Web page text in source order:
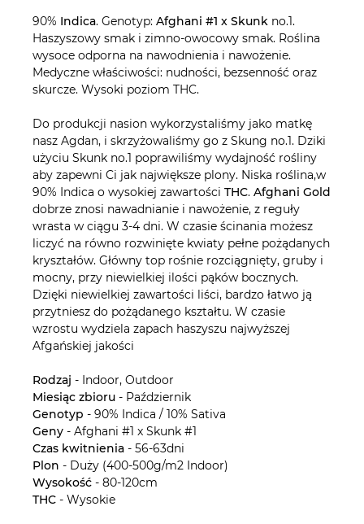
90% Indica. Genotyp: Afghani #1 x Skunk no.1.
Haszyszowy smak i zimno-owocowy smak. Roślina
wysoce odporna na nawodnienia i nawożenie.
Medyczne właściwości: nudności, bezsenność oraz
skurcze. Wysoki poziom THC.
Do produkcji nasion wykorzystaliśmy jako matkę
nasz Agdan, i skrzyżowaliśmy go z Skung no.1. Dziki
użyciu Skunk no.1 poprawiliśmy wydajność rośliny
aby zapewni Ci jak największe plony. Niska roślina,w
90% Indica o wysokiej zawartości THC. Afghani Gold
dobrze znosi nawadnianie i nawożenie, z reguły
wrasta w ciągu 3-4 dni. W czasie ścinania możesz
liczyć na równo rozwinięte kwiaty pełne pożądanych
kryształów. Główny top rośnie rozciągnięty, gruby i
mocny, przy niewielkiej ilości pąków bocznych.
Dzięki niewielkiej zawartości liści, bardzo łatwo ją
przytniesz do pożądanego kształtu. W czasie
wzrostu wydziela zapach haszyszu najwyższej
Afgańskiej jakości
Rodzaj - Indoor, Outdoor
Miesiąc zbioru - Październik
Genotyp - 90% Indica / 10% Sativa
Geny - Afghani #1 x Skunk #1
Czas kwitnienia - 56-63dni
Plon - Duży (400-500g/m2 Indoor)
Wysokość - 80-120cm
THC - Wysokie